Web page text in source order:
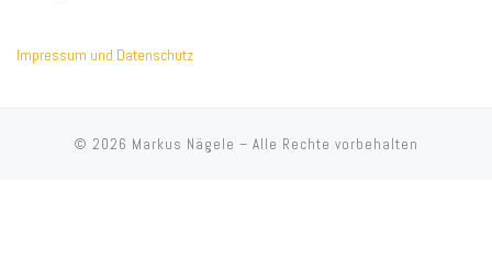
Impressum und Datenschutz
© 2026 Markus Nägele – Alle Rechte vorbehalten